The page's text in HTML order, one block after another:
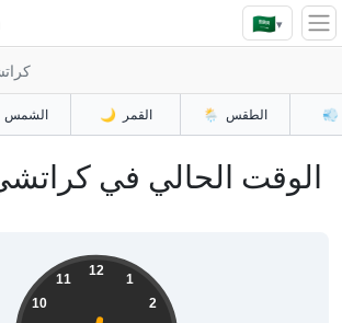
🇸🇦▾
الشمس 🌙 القمر 🌦️ الطقس 💨
الوقت الحالي في
12
1
2
10
11